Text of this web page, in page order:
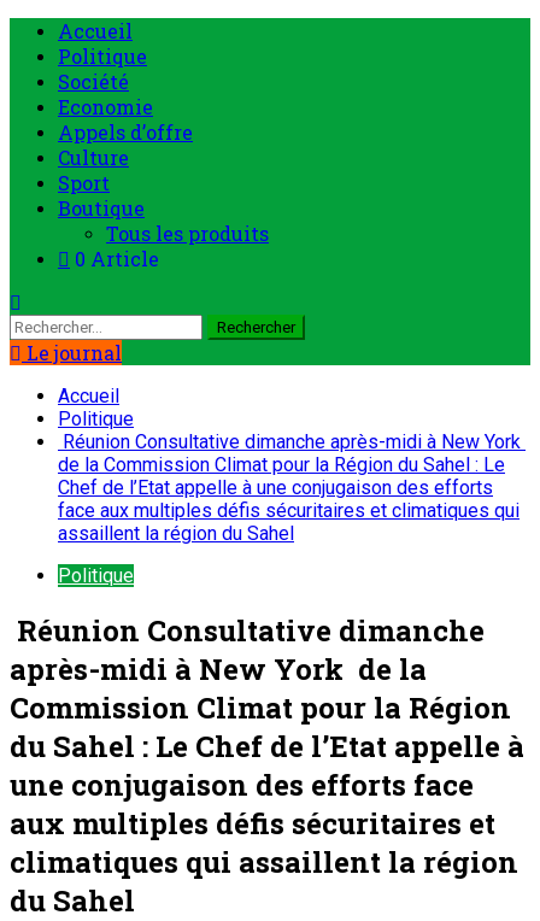
Accueil
Politique
Société
Economie
Appels d’offre
Culture
Sport
Boutique
Tous les produits
0 Article
Le journal
Accueil
Politique
Réunion Consultative dimanche après-midi à New York
de la Commission Climat pour la Région du Sahel : Le
Chef de l’Etat appelle à une conjugaison des efforts
face aux multiples défis sécuritaires et climatiques qui
assaillent la région du Sahel
Politique
Réunion Consultative dimanche
après-midi à New York de la
Commission Climat pour la Région
du Sahel : Le Chef de l’Etat appelle à
une conjugaison des efforts face
aux multiples défis sécuritaires et
climatiques qui assaillent la région
du Sahel